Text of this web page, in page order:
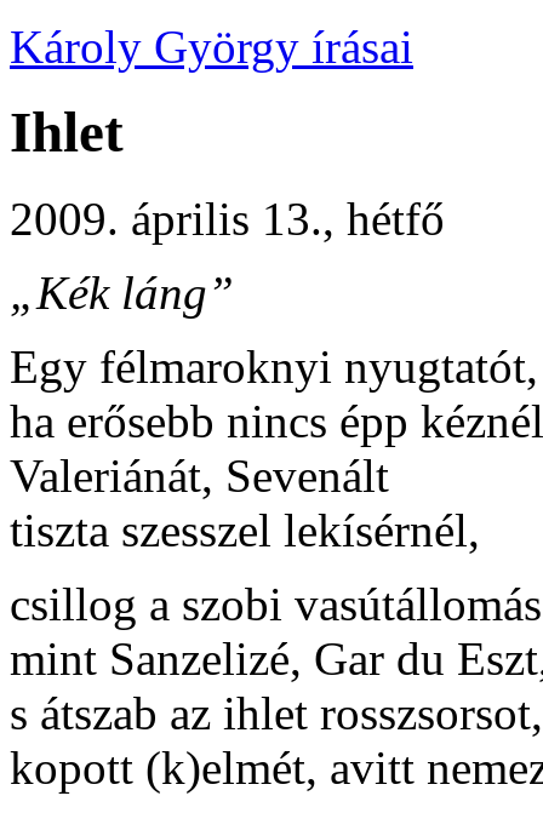
Károly György írásai
Ihlet
2009. április 13., hétfő
„Kék láng”
Egy félmaroknyi nyugtatót,
ha erősebb nincs épp
Valeriánát, Sevenált
tiszta szesszel lekísérnél,
csillog a szobi
mint Sanzelizé, Gar du
s átszab az ihlet rosszsorsot,
kopott (k)elmét, avitt